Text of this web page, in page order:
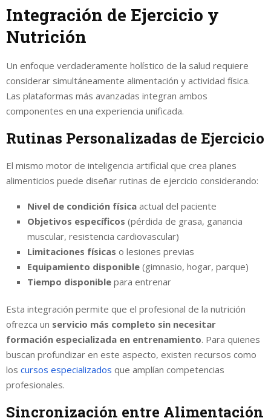
Integración de Ejercicio y
Nutrición
Un enfoque verdaderamente holístico de la salud requiere
considerar simultáneamente alimentación y actividad física.
Las plataformas más avanzadas integran ambos
componentes en una experiencia unificada.
Rutinas Personalizadas de Ejercicio
El mismo motor de inteligencia artificial que crea planes
alimenticios puede diseñar rutinas de ejercicio considerando:
Nivel de condición física actual del paciente
Objetivos específicos (pérdida de grasa, ganancia
muscular, resistencia cardiovascular)
Limitaciones físicas o lesiones previas
Equipamiento disponible (gimnasio, hogar, parque)
Tiempo disponible para entrenar
Esta integración permite que el profesional de la nutrición
ofrezca un servicio más completo sin necesitar
formación especializada en entrenamiento. Para quienes
buscan profundizar en este aspecto, existen recursos como
los cursos especializados que amplían competencias
profesionales.
Sincronización entre Alimentación